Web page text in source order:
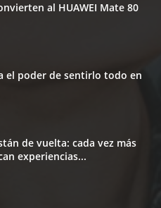
al HUAWEI Mate 80
el poder de sentirlo todo en
de vuelta: cada vez más
experiencias...